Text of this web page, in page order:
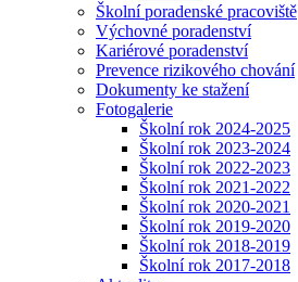
Školní poradenské pracoviště
Výchovné poradenství
Kariérové poradenství
Prevence rizikového chování
Dokumenty ke stažení
Fotogalerie
Školní rok 2024-2025
Školní rok 2023-2024
Školní rok 2022-2023
Školní rok 2021-2022
Školní rok 2020-2021
Školní rok 2019-2020
Školní rok 2018-2019
Školní rok 2017-2018